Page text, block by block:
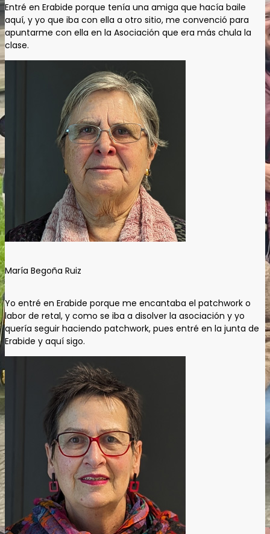
Entré en Erabide porque tenía una amiga que hacía baile
aquí, y yo que iba con ella a otro sitio, me convenció para
apuntarme con ella en la Asociación que era más chula la
clase.
María Begoña Ruiz
Yo entré en Erabide porque me encantaba el patchwork o
labor de retal, y como se iba a disolver la asociación y yo
quería seguir haciendo patchwork, pues entré en la junta de
Erabide y aquí sigo.